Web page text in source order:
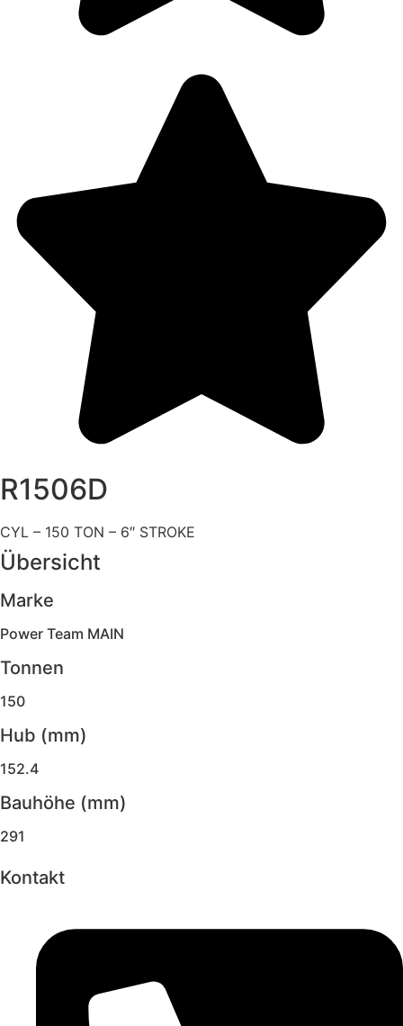
R1506D
CYL – 150 TON – 6″ STROKE
Übersicht
Marke
Power Team MAIN
Tonnen
150
Hub (mm)
152.4
Bauhöhe (mm)
291
Kontakt